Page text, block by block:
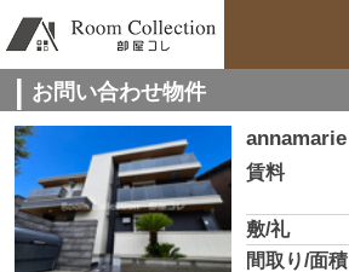
お問い合わせ物件
賃料
敷/礼
間取り/面積